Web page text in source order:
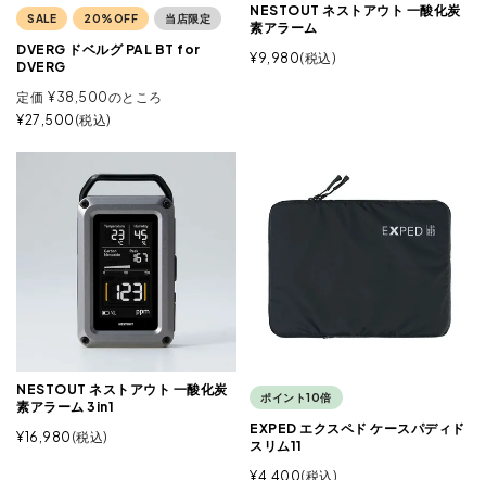
SALE 20%OFF 当店限定
DVERG ドベルグ PAL BT for
DVERG
定価 ¥38,500のところ
¥27,500 税込
NESTOUT ネストアウト 一酸化炭
素アラーム
¥9,980 税込
NESTOUT ネストアウト 一酸化炭
素アラーム 3in1
¥16,980 税込
ポイント10倍
EXPED エクスペド ケースパディド
スリム11
¥4,400 税込